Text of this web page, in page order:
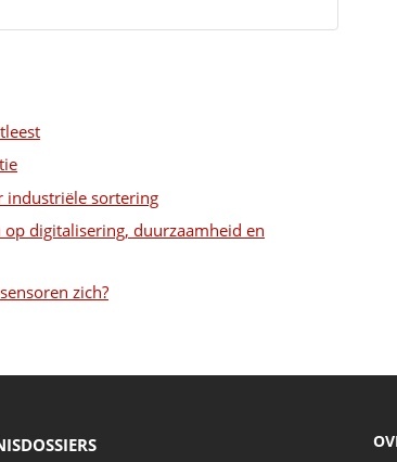
industriële sortering
digitalisering, duurzaamheid en
zich?